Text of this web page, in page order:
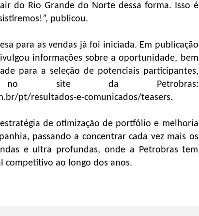
do Rio Grande do Norte dessa forma. Isso é
publicou.
para as vendas já foi iniciada. Em publicação
informações sobre a oportunidade, bem
para a seleção de potenciais participantes,
no site da Petrobras:
pt/resultados-e-comunicados/teasers.
de otimização de portfólio e melhoria
passando a concentrar cada vez mais os
e ultra profundas, onde a Petrobras tem
competitivo ao longo dos anos.